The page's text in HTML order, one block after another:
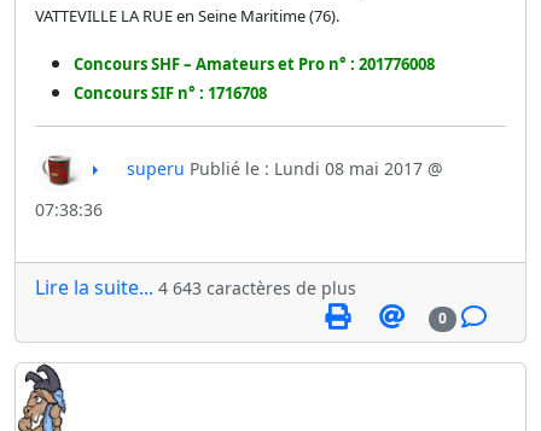
VATTEVILLE LA RUE en Seine Maritime (76).
Concours SHF – Amateurs et Pro n° : 201776008
Concours SIF n° : 1716708
superu Publié le : Lundi 08 mai 2017 @
07:38:36
Lire la suite... 4 643 caractères de plus
0